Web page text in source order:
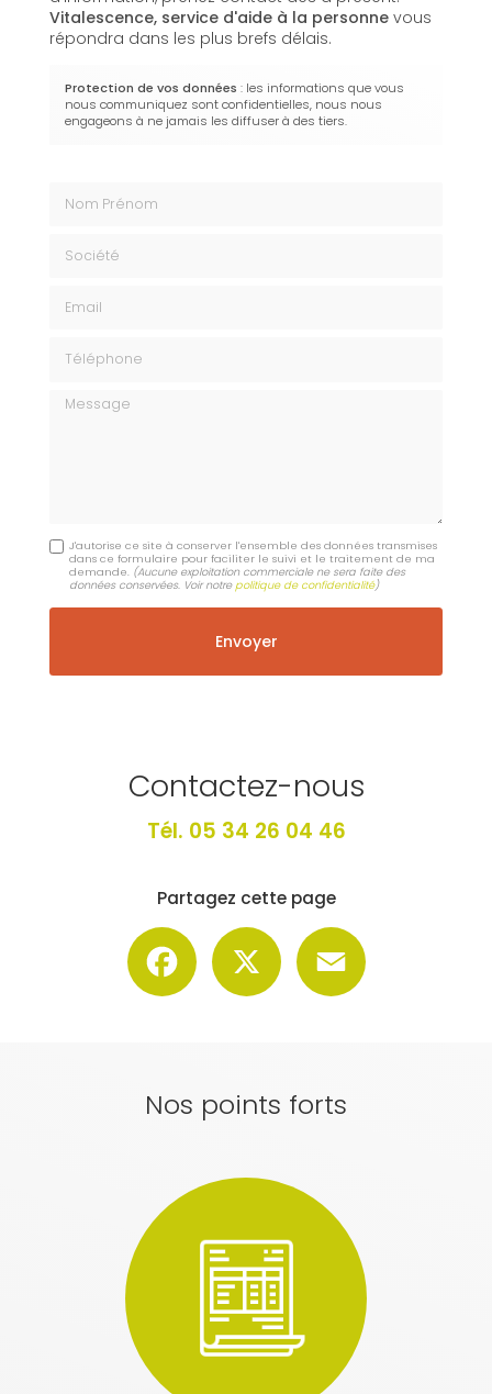
Vitalescence, service d'aide à la personne vous
répondra dans les plus brefs délais.
Protection de vos données : les informations que vous
nous communiquez sont confidentielles, nous nous
engageons à ne jamais les diffuser à des tiers.
Message
J'autorise ce site à conserver l'ensemble des données transmises
dans ce formulaire pour faciliter le suivi et le traitement de ma
demande. (Aucune exploitation commerciale ne sera faite des
données conservées. Voir notre politique de confidentialité)
Contactez-nous
Tél. 05 34 26 04 46
Partagez cette page
Facebook
Nos points forts